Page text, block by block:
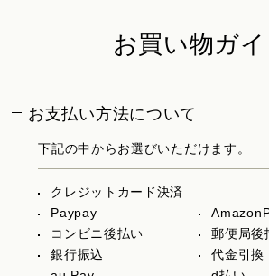
お買い物ガイ
お支払い方法について
下記の中からお選びいただけます。
クレジットカード決済
Paypay
コンビニ後払い
郵便局後
銀行振込
代金引換